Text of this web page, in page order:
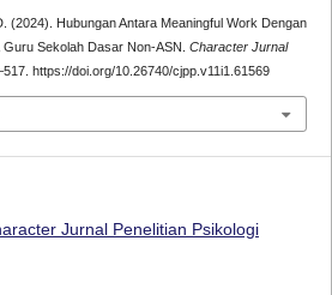
(2024). Hubungan Antara Meaningful Work Dengan
Sekolah Dasar Non-ASN. Character Jurnal
https://doi.org/10.26740/cjpp.v11i1.61569
Jurnal Penelitian Psikologi